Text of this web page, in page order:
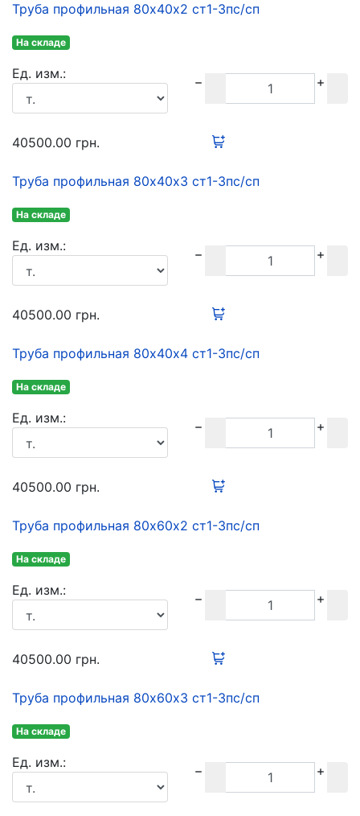
Труба профильная 80х40х2 ст1-3пс/сп
На складе
Ед. изм.:
40500.00 грн.
Труба профильная 80х40х3 ст1-3пс/сп
На складе
Ед. изм.:
40500.00 грн.
Труба профильная 80х40х4 ст1-3пс/сп
На складе
Ед. изм.:
40500.00 грн.
Труба профильная 80х60х2 ст1-3пс/сп
На складе
Ед. изм.:
40500.00 грн.
Труба профильная 80х60х3 ст1-3пс/сп
На складе
Ед. изм.: